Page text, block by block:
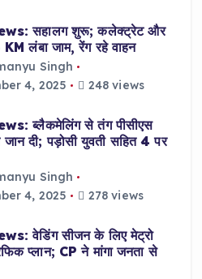
सहालग शुरू; कलेक्ट्रेट और
KM लंबा जाम, रेंग रहे वाहन
Singh
4, 2025
248 views
ब्लैकमेलिंग से तंग पीसीएस
ने जान दी; पड़ोसी युवती सहित 4 पर
Singh
4, 2025
278 views
वेडिंग सीजन के लिए मेट्रो
प्लान; CP ने मांगा जनता से